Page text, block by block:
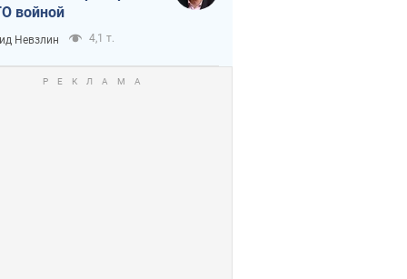
войной
Невзлин 4,1 т.